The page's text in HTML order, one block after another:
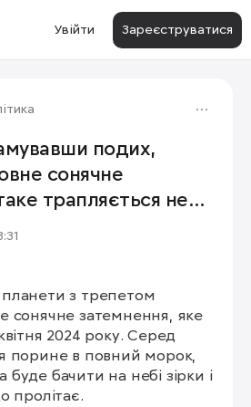
Увійти Зареєструватися
подих,
сонячне
трапляється не
на 10 років
з трепетом
сонячне затемнення, яке
2024 року. Серед
порине в повний морок,
бачити на небі зірки і
пролітає.